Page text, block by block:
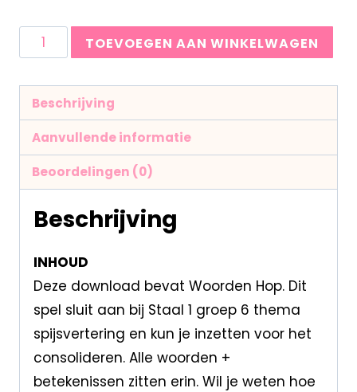
TOEVOEGEN AAN WINKELWAGEN
Beschrijving
Aanvullende informatie
Beoordelingen (0)
Beschrijving
INHOUD
Deze download bevat Woorden Hop. Dit
spel sluit aan bij Staal 1 groep 6 thema
spijsvertering en kun je inzetten voor het
consolideren. Alle woorden +
betekenissen zitten erin. Wil je weten hoe